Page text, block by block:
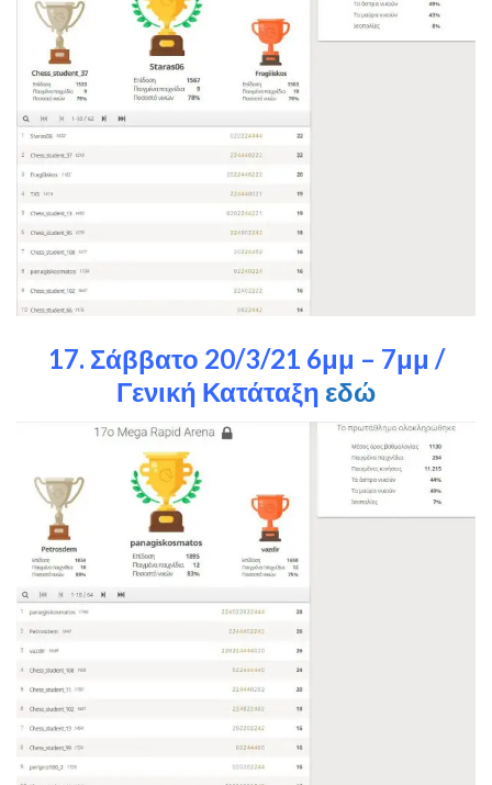
17. Σάββατο 20/3/21 6μμ – 7μμ /
Γενική Κατάταξη εδώ